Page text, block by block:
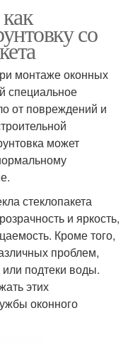
со
монтаже оконных
специальное
от повреждений и
может
стеклопакета
и яркость,
Кроме того,
проблем,
или подтеки воды.
этих
оконного